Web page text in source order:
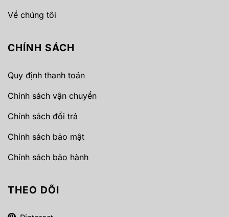
Về chúng tôi
CHÍNH SÁCH
Quy định thanh toán
Chính sách vận chuyển
Chính sách đổi trả
Chính sách bảo mật
Chính sách bảo hành
THEO DÕI